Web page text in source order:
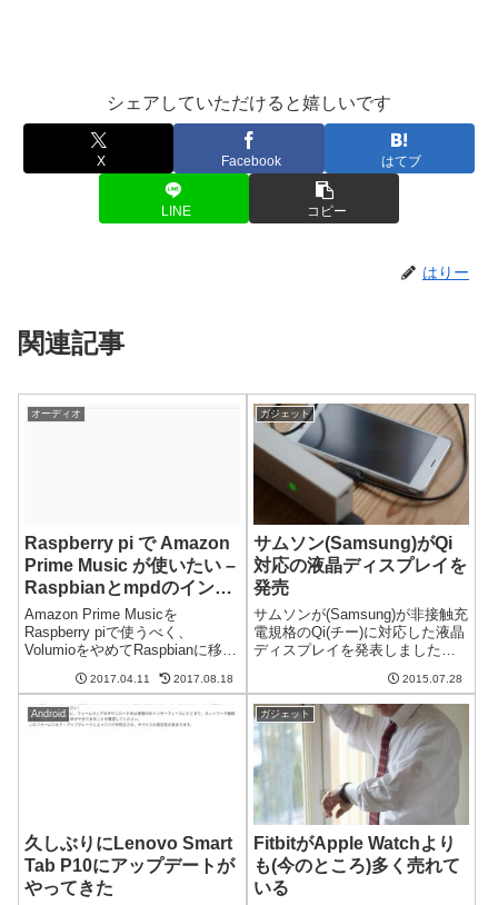
シェアしていただけると嬉しいです
X Facebook はてブ
LINE コピー
はりー
関連記事
オーディオ
Raspberry pi で Amazon
Prime Music が使いたい –
Raspbianとmpdのインス
トール
Amazon Prime Musicを
Raspberry piで使うべく、
VolumioをやめてRaspbianに移行
pi + USB-DACでVolumio相当の
ことをできるようにする分には
それほど...
2017.04.11 2017.08.18
ガジェット
サムソン(Samsung)がQi
対応の液晶ディスプレイを
発売
サムソンが(Samsung)が非接触充
電規格のQi(チー)に対応した液晶
ディスプレイを発表しました。
というくらいの便利そうなディ
スプレイです。ディスプレイの
スタンド部分にQi準拠のワイヤ
レス充電パッドを内蔵このデ...
2015.07.28
Android
久しぶりにLenovo Smart
Tab P10にアップデートが
やってきた
ガジェット
FitbitがApple Watchより
も(今のところ)多く売れて
いる